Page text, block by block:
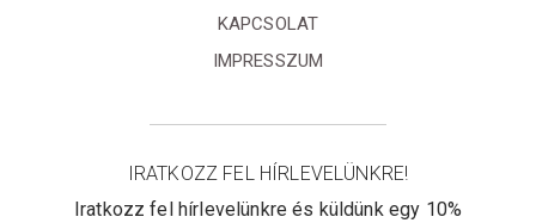
KAPCSOLAT
IMPRESSZUM
IRATKOZZ FEL HÍRLEVELÜNKRE!
Iratkozz fel hírlevelünkre és küldünk egy 10%